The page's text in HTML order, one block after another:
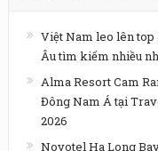
Việt Nam leo lên top
Âu tìm kiếm nhiều
Alma Resort Cam
Đông Nam Á tại
2026
Novotel Ha Long